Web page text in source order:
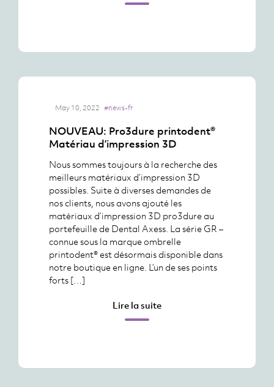
May 10, 2022 #news-fr
NOUVEAU: Pro3dure printodent®
Matériau d’impression 3D
Nous sommes toujours à la recherche des
meilleurs matériaux d’impression 3D
possibles. Suite à diverses demandes de
nos clients, nous avons ajouté les
matériaux d’impression 3D pro3dure au
portefeuille de Dental Axess. La série GR –
connue sous la marque ombrelle
printodent® est désormais disponible dans
notre boutique en ligne. L’un de ses points
forts […]
Lire la suite